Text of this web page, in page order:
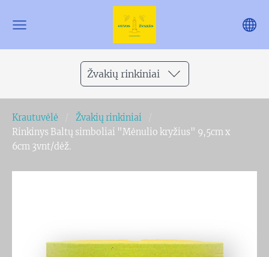
Žvakių rinkiniai
Krautuvėlė
Žvakių rinkiniai
Rinkinys Baltų simboliai "Mėnulio kryžius" 9,5cm x
6cm 3vnt/dėž.